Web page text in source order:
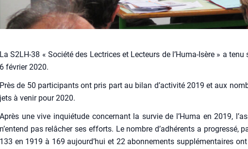
La S2LH-38 « Socié­té des Lec­trices et Lec­teurs de l’Huma-Isère » a tenu
6 février 2020.
Près de 50 par­ti­ci­pants ont pris part au bilan d’activité 2019 et aux
jets à venir pour 2020.
Après une vive inquié­tude concer­nant la sur­vie de l’Huma en 2019,
n’entend pas relâ­cher ses efforts. Le nombre d’adhérents a pro­gres­sé,
133 en 1919 à 169 aujourd’hui et 22 abon­ne­ments sup­plé­men­taires